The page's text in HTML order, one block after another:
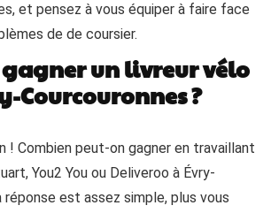
et pensez à vous équiper à faire face
de de coursier.
un livreur vélo
Courcouronnes ?
! Combien peut-on gagner en travaillant
You2 You ou Deliveroo à Évry-
réponse est assez simple, plus vous